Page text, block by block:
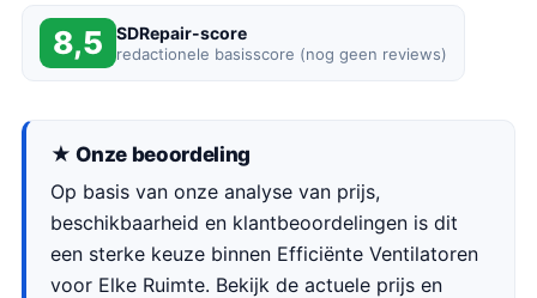
8,5 SDRepair-score
redactionele basisscore (nog geen reviews)
★ Onze beoordeling
Op basis van onze analyse van prijs,
beschikbaarheid en klantbeoordelingen is dit
een sterke keuze binnen Efficiënte Ventilatoren
voor Elke Ruimte. Bekijk de actuele prijs en